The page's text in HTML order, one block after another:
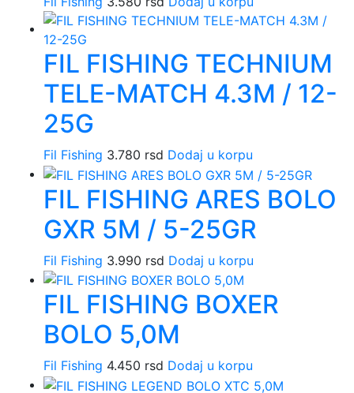
FIL FISHING TECHNIUM
TELE-MATCH 4.3M / 12-
25G
Fil Fishing 3.780 rsd Dodaj u korpu
FIL FISHING ARES BOLO
GXR 5M / 5-25GR
Fil Fishing 3.990 rsd Dodaj u korpu
FIL FISHING BOXER
BOLO 5,0M
Fil Fishing 4.450 rsd Dodaj u korpu